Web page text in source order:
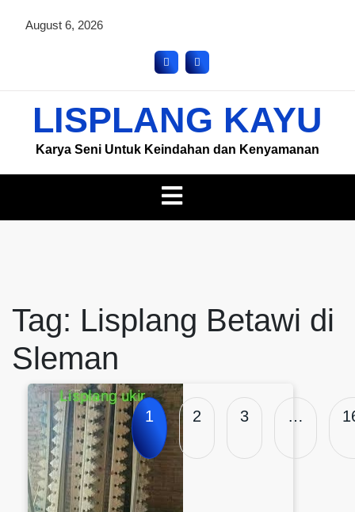
August 6, 2026
LISPLANG KAYU
Karya Seni Untuk Keindahan dan Kenyamanan
Tag: Lisplang Betawi di
Sleman
1 2 3 …